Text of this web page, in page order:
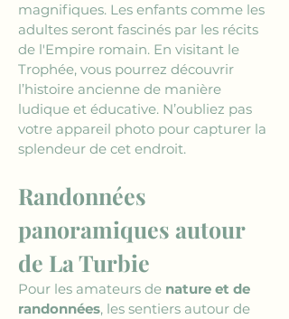
magnifiques. Les enfants comme les
adultes seront fascinés par les récits
de l'Empire romain. En visitant le
Trophée, vous pourrez découvrir
l’histoire ancienne de manière
ludique et éducative. N’oubliez pas
votre appareil photo pour capturer la
splendeur de cet endroit.
Randonnées
panoramiques autour
de La Turbie
Pour les amateurs de nature et de
randonnées, les sentiers autour de